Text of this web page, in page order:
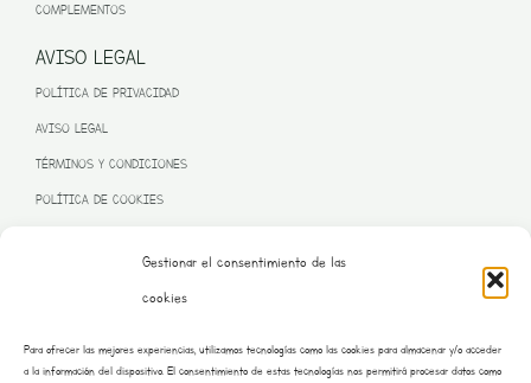
Gestionar el consentimiento de las
cookies
Para ofrecer las mejores experiencias, utilizamos tecnologías como las cookies para almacenar y/o acceder
a la información del dispositivo. El consentimiento de estas tecnologías nos permitirá procesar datos como
COMPLEMENTOS
AVISO LEGAL
POLÍTICA DE PRIVACIDAD
AVISO LEGAL
TÉRMINOS Y CONDICIONES
POLÍTICA DE COOKIES
– NEXT GENERATION EU